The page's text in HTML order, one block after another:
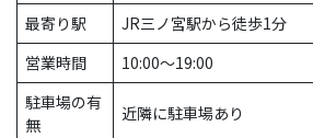
最寄り駅
JR三ノ宮駅から徒歩1分
営業時間
10:00〜19:00
駐車場の有
無
近隣に駐車場あり